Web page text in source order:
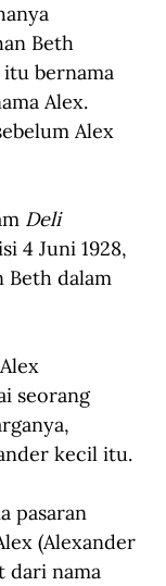
Beth
itu bernama
Alex.
Alex
Deli
4 Juni 1928,
Beth dalam
seorang
kecil itu.
pasaran
(Alexander
dari nama